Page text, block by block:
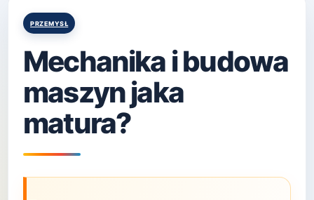
Posted
PRZEMYSŁ
Mechanika i budowa
maszyn jaka
matura?